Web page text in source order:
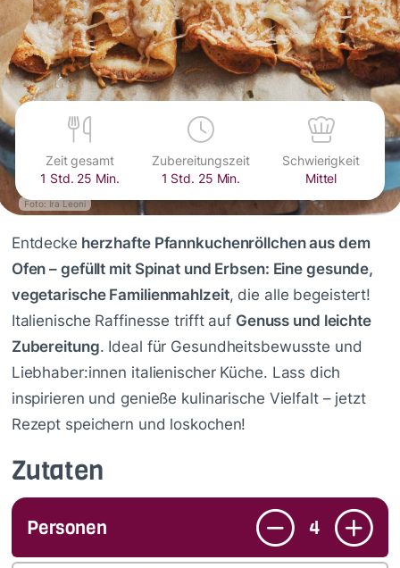
Foto: Ira Leoni
Zeit gesamt
1 Std. 25 Min.
Zubereitungszeit
1 Std. 25 Min.
Schwierigkeit
Mittel
Entdecke herzhafte Pfannkuchenröllchen aus dem
Ofen – gefüllt mit Spinat und Erbsen: Eine gesunde,
vegetarische Familienmahlzeit, die alle begeistert!
Italienische Raffinesse trifft auf Genuss und leichte
Zubereitung. Ideal für Gesundheitsbewusste und
Liebhaber:innen italienischer Küche. Lass dich
inspirieren und genieße kulinarische Vielfalt – jetzt
Rezept speichern und loskochen!
Zutaten
Personen 4